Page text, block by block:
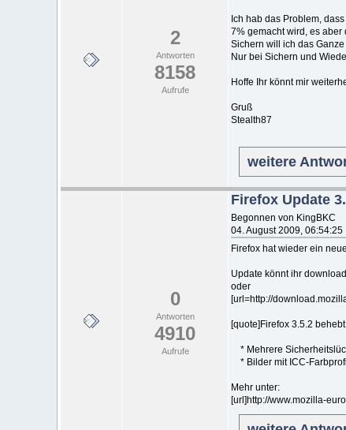
2
Antworten
8158
Aufrufe
Ich hab das Problem,
7% gemacht wird, es aber
Sichern will ich das
Nur bei Sichern und
Hoffe Ihr könnt mir
Gruß
Stealth87
weitere
0
Antworten
4910
Aufrufe
Firefox Update
Begonnen von KingBKC
04. August 2009, 06:54:25
Firefox hat wieder ein
Update könnt ihr
oder
[url=http://
[quote]Firefox 3.5.2
* Mehrere
* Bilder mit ICC-
Mehr unter:
[url]http://www.mozilla-